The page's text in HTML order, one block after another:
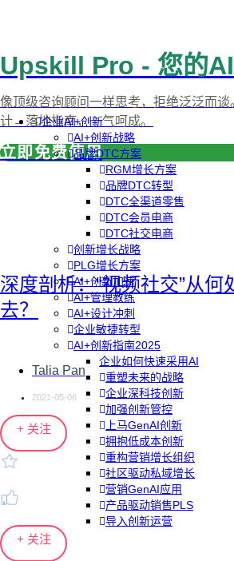
企业AI+创新
AI+创新战略
品牌DTC方案
RGM增长方案
品牌DTC转型
DTC全渠道零售
DTC会员电商
DTC社交电商
创新增长战略
PLG增长方案
AI+创新加速
AI+管理教练
AI+设计冲刺
企业敏捷转型
AI+创新指南2025
企业如何快速采用AI
重塑未来的战略
企业深科技创新
加强创新管控
上马GenAI创新
拥抱低成本创新
重构营销增长组织
社区驱动私域增长
营销GenAI应用
产品驱动销售PLS
导入创新运营
Upskill Pro - 您的
像顶级咨询顾问一样思考，拒绝泛泛而
计→落地指南，一气呵成。
立即免费使用
深度剖析：“视频社交”从何
去？
Talia Pan
2021-05-06
+ 关注
+ 关注